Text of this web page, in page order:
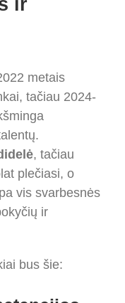
metais
tačiau 2024-
, tačiau
plečiasi, o
vis svarbesnės
ir
bus šie: